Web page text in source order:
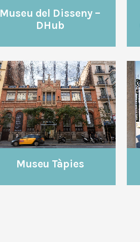
Museu del Disseny –
DHub
VEURE
Museu Tàpies